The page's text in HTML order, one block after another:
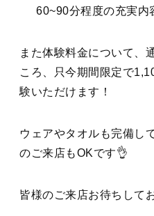
60~90分程度の充実
また体験料金について、
ころ、只今期間限定で
験いただけます！
ウェアやタオルも完備し
のご来店もOKです👌
皆様のご来店お待ちして